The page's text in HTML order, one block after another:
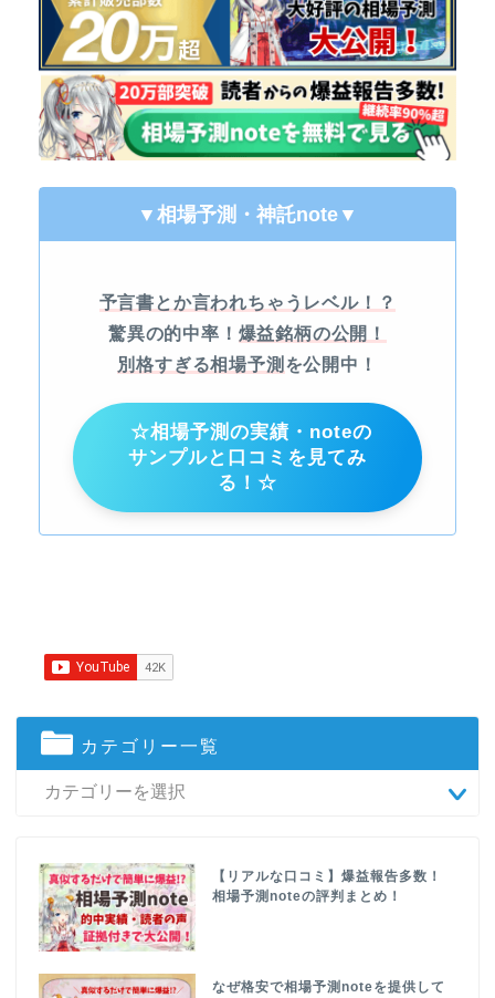
▼相場予測・神託note ▼
予言書とか言われちゃうレベル！？
驚異の的中率！ 爆益銘柄の公開！
別格すぎる相場予測 を公開中！
☆相場予測の実績・noteの
サンプルと口コミを見てみ
る！☆
カテゴリー一覧
【リアルな口コミ】爆益報告多数！
相場予測noteの評判まとめ！
なぜ格安で相場予測noteを提供して